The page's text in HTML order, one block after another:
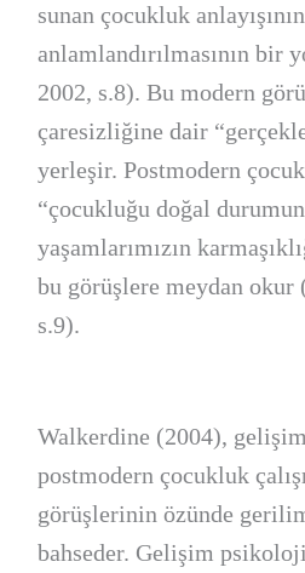
sunan çocukluk anlayışının
anlamlandırılmasının bir
2002, s.8). Bu modern
çaresizliğine dair
yerleşir. Postmodern
“çocukluğu doğal
yaşamlarımızın
bu görüşlere meydan okur
s.9).
Walkerdine (2004),
postmodern çocukluk
görüşlerinin özünde
bahseder. Gelişim